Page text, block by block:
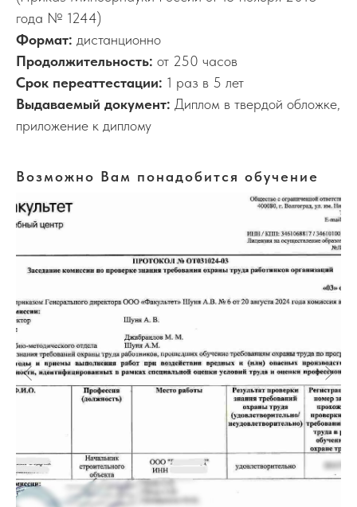
года № 1244)
Формат: дистанционно
Продолжительность: от 250 часов
Срок переаттестации: 1 раз в 5 лет
Выдаваемый документ: Диплом в твердой обложке,
приложение к диплому
Возможно Вам понадобится обучение